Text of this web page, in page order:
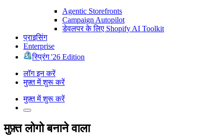
Agentic Storefronts
Campaign Autopilot
डेवलपर के लिए Shopify AI Toolkit
प्राइसिंग
Enterprise
स्प्रिंग '26 Edition
लॉग इन करें
मुफ़्त में शुरू करें
मुफ़्त में शुरू करें
मुफ़्त लोगो बनाने वाला